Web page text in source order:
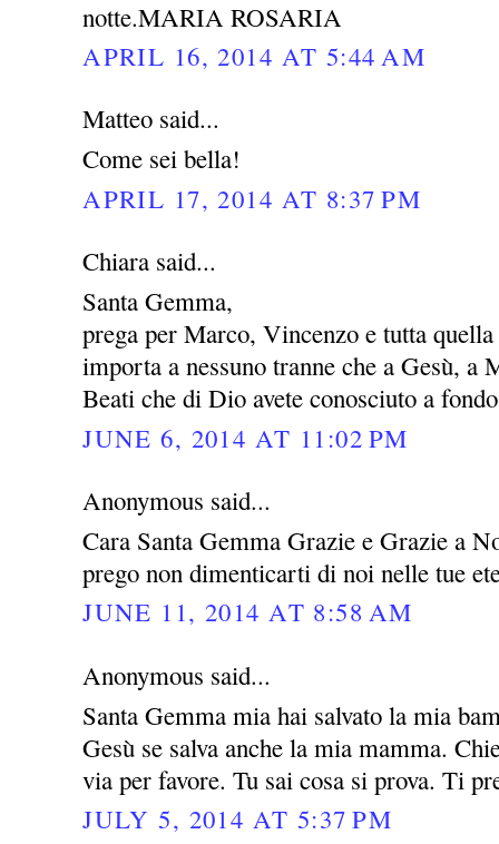
notte.MARIA ROSARIA
APRIL 16, 2014 AT 5:44 AM
Matteo said...
Come sei bella!
APRIL 17, 2014 AT 8:37 PM
Chiara said...
Santa Gemma,
prega per Marco, Vincenzo e tutta
importa a nessuno tranne che a Gesù, a
Beati che di Dio avete conosciuto a
JUNE 6, 2014 AT 11:02 PM
Anonymous said...
Cara Santa Gemma Grazie e Grazie a
prego non dimenticarti di noi nelle tue
JUNE 11, 2014 AT 8:58 AM
Anonymous said...
Santa Gemma mia hai salvato la mia
Gesù se salva anche la mia mamma.
via per favore. Tu sai cosa si prova. Ti
JULY 5, 2014 AT 5:37 PM